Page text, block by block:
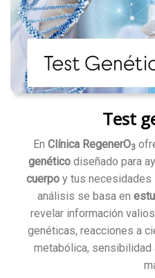
Test
En Clínica RegenerO3
genético diseñado para
cuerpo y tus necesidades
análisis se basa en
revelar información
genéticas, reacciones a
metabólica, sensibilidad